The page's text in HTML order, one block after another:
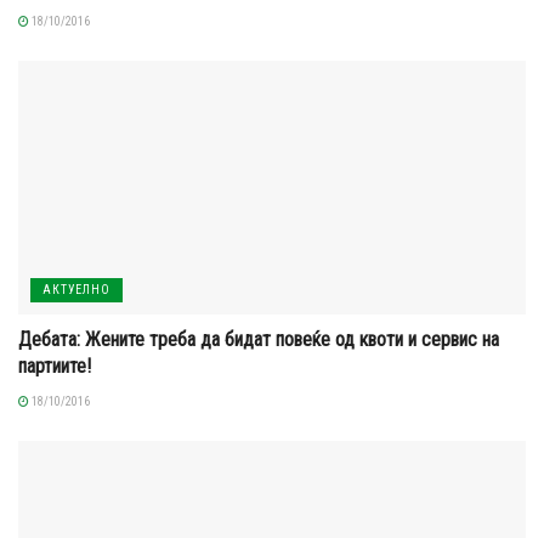
18/10/2016
АКТУЕЛНО
Дебата: Жените треба да бидат повеќе од квоти и сервис на
партиите!
18/10/2016